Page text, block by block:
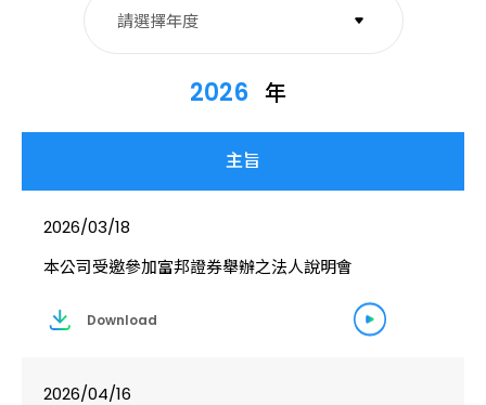
2026 年
請選擇年度
2025
2024
2026/03/18
本公司受邀參加富邦證券舉辦之法人說明會
Download
2026/04/16